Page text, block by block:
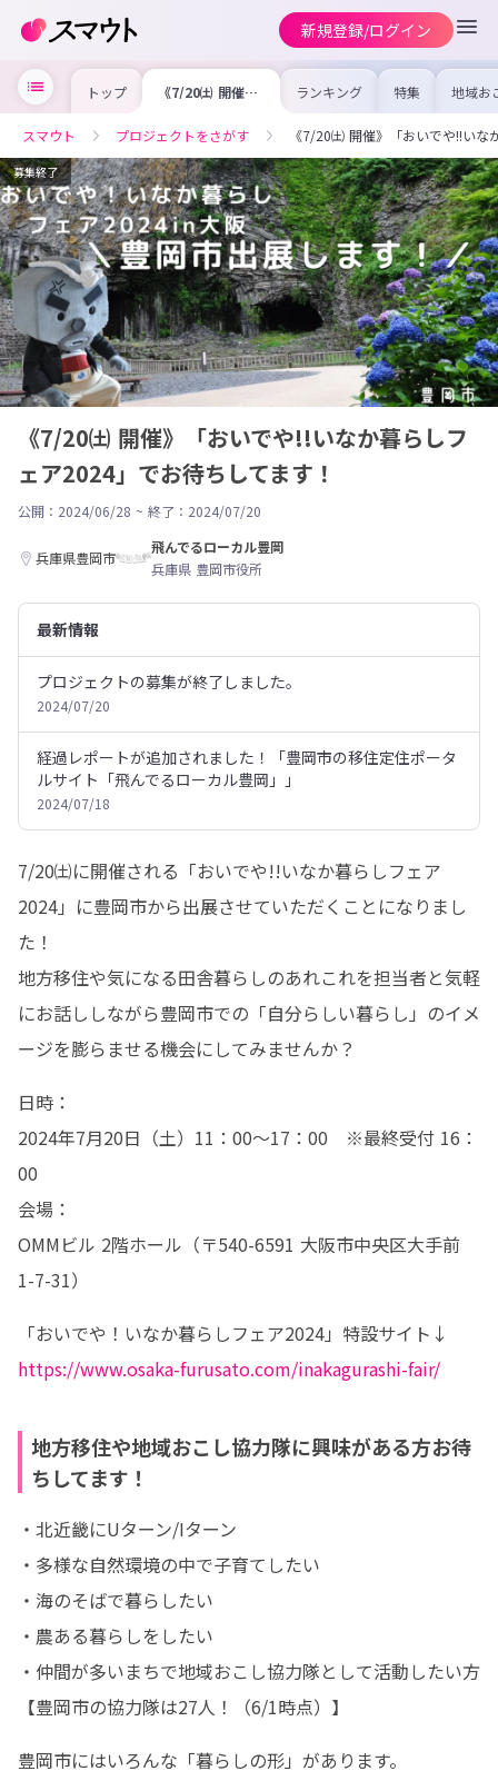
新規登録/ログイン
トップ 《7/20㈯ 開催》
「おいでや!!いな
2024」でお待ち
してます！
ランキング 特集 地域お
の求
を集め
事内容
を比
合った
けよう
スマウト プロジェクトをさがす 《7/20㈯ 開催》「おいでや!!い
募集終了
《7/20㈯ 開催》「おいでや!!いなか暮らしフ
ェア2024」でお待ちしてます！
公開：2024/06/28 ~ 終了：2024/07/20
兵庫県豊岡市
飛んでるローカル豊岡
兵庫県 豊岡市役所
最新情報
プロジェクトの募集が終了しました。
2024/07/20
経過レポートが追加されました！「豊岡市の移住定住ポータ
ルサイト「飛んでるローカル豊岡」」
2024/07/18
7/20㈯に開催される「おいでや!!いなか暮らしフェア
2024」に豊岡市から出展させていただくことになりまし
た！
地方移住や気になる田舎暮らしのあれこれを担当者と気軽
にお話ししながら豊岡市での「自分らしい暮らし」のイメ
ージを膨らませる機会にしてみませんか？
日時：
2024年7月20日（土）11：00～17：00　※最終受付 16：
00
会場：
OMMビル 2階ホール（〒540-6591 大阪市中央区大手前
1-7-31）
https://www.osaka-furusato.com/inakagurashi-fair/
地方移住や地域おこし協力隊に興味がある方お待
ちしてます！
・北近畿にUターン/Iターン
・多様な自然環境の中で子育てしたい
・海のそばで暮らしたい
・農ある暮らしをしたい
・仲間が多いまちで地域おこし協力隊として活動したい方
【豊岡市の協力隊は27人！（6/1時点）】
豊岡市にはいろんな「暮らしの形」があります。